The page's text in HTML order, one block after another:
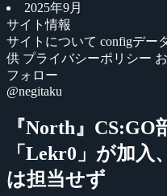
2025年9月
サイト情報
サイトについて configデー
供 プライバシーポリシー
フォロー
@negitaku
『North』
「Lekr0」が加
は担当せず